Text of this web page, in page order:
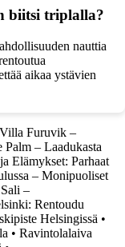
biitsi triplalla?
nauttia
aikaa ystävien
Villa Furuvik –
Palm – Laadukasta
Elämykset: Parhaat
– Monipuoliset
–
Rentoudu
Helsingissä •
• Ravintolalaiva